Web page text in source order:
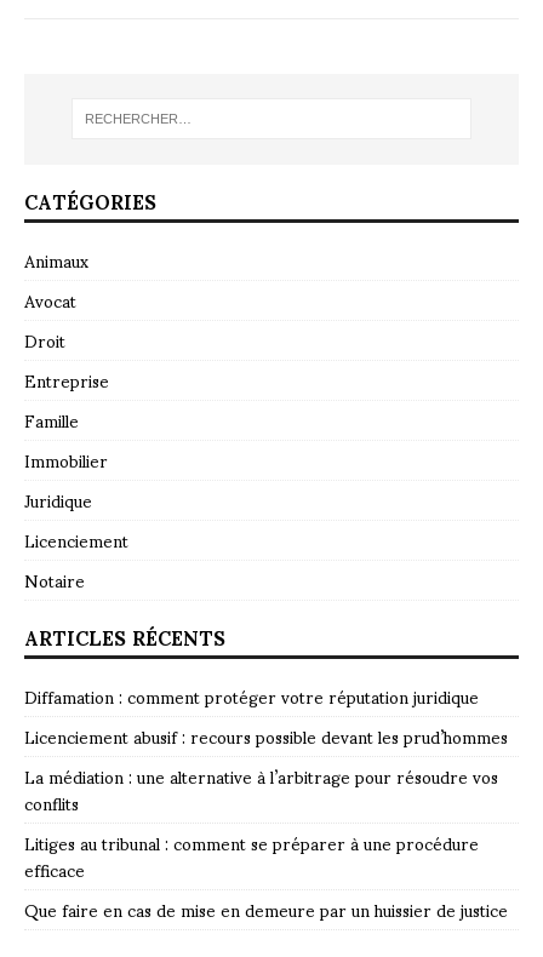
CATÉGORIES
Animaux
Avocat
Droit
Entreprise
Famille
Immobilier
Juridique
Licenciement
Notaire
ARTICLES RÉCENTS
Diffamation : comment protéger votre réputation juridique
Licenciement abusif : recours possible devant les prud’hommes
La médiation : une alternative à l’arbitrage pour résoudre vos
conflits
Litiges au tribunal : comment se préparer à une procédure
efficace
Que faire en cas de mise en demeure par un huissier de justice